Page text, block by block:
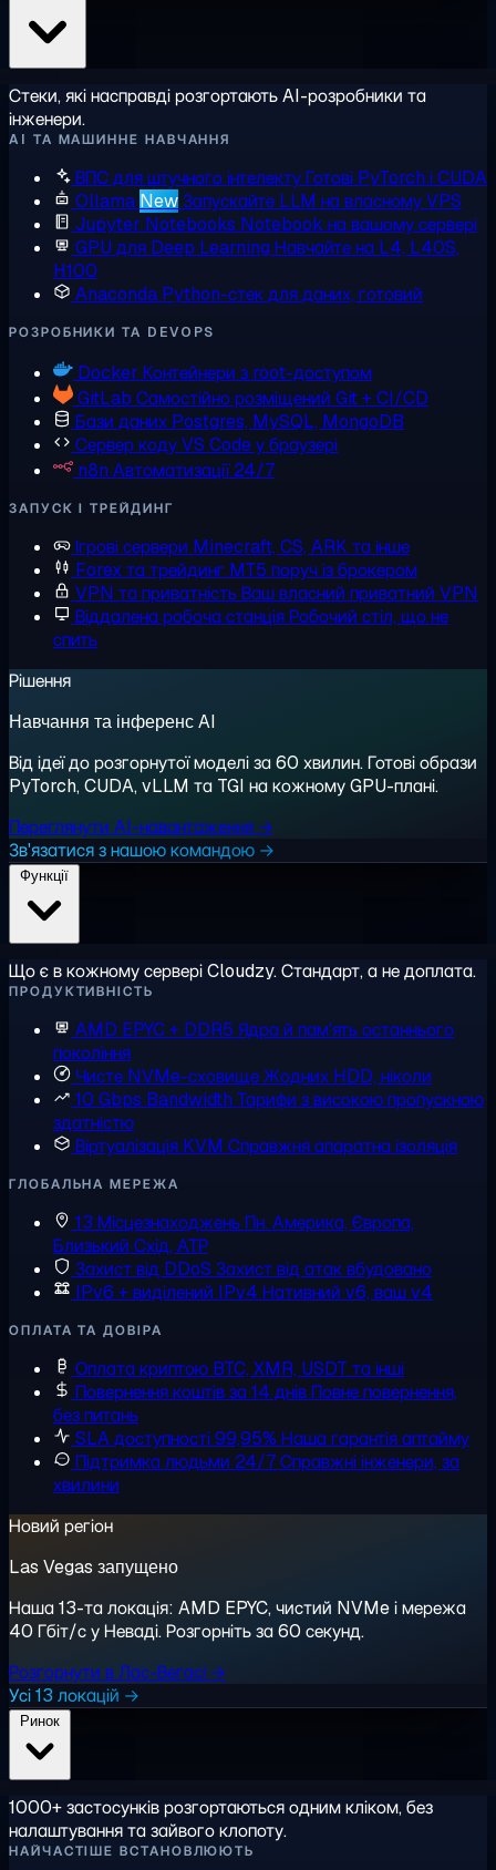
Стеки, які насправді розгортають AI-розробники та
інженери.
AI ТА МАШИННЕ НАВЧАННЯ
ВПС для штучного інтелектуГотові PyTorch і CUDA
Ollama NewЗапускайте LLM на власному VPS
Jupyter Notebooks Notebook на вашому сервері
GPU для Deep Learning Навчайте на L4, L40S,
H100
Anaconda Python-стек для даних, готовий
РОЗРОБНИКИ ТА DEVOPS
Docker Контейнери з root-доступом
GitLab Самостійно розміщений Git + CI/CD
Бази даних Postgres, MySQL, MongoDB
Сервер кодуVS Code у браузері
n8n Автоматизації 24/7
ЗАПУСК І ТРЕЙДИНГ
Ігрові сервери Minecraft, CS, ARK та інше
Forex та трейдинг MT5 поруч із брокером
VPN та приватністьВаш власний приватний VPN
Віддалена робоча станціяРобочий стіл, що не
спить
Рішення
Навчання та інференс AI
Від ідеї до розгорнутої моделі за 60 хвилин. Готові образи
PyTorch, CUDA, vLLM та TGI на кожному GPU-плані.
Переглянути AI-навантаження →
Зв'язатися з нашою командою →
Що є в кожному сервері Cloudzy. Стандарт, а не доплата.
ПРОДУКТИВНІСТЬ
AMD EPYC + DDR5 Ядра й пам'ять останнього
покоління
Чисте NVMe-сховищеЖодних HDD, ніколи
10 Gbps Bandwidth Тарифи з високою пропускною
здатністю
Віртуалізація KVM Справжня апаратна ізоляція
ГЛОБАЛЬНА МЕРЕЖА
13 Місцезнаходжень Пн. Америка, Європа,
Близький Схід, АТР
Захист від DDoS Захист від атак вбудовано
IPv6 + виділений IPv4 Нативний v6, ваш v4
ОПЛАТА ТА ДОВІРА
Оплата криптою BTC, XMR, USDT та інші
Повернення коштів за 14 днів Повне повернення,
без питань
SLA доступності 99,95% Наша гарантія аптайму
Підтримка людьми 24/7Справжні інженери, за
хвилини
Новий регіон
Las Vegas запущено
Наша 13-та локація: AMD EPYC, чистий NVMe і мережа
40 Гбіт/с у Неваді. Розгорніть за 60 секунд.
Розгорнути в Лас-Вегасі →
Усі 13 локацій →
1000+ застосунків розгортаються одним кліком, без
налаштування та зайвого клопоту.
НАЙЧАСТІШЕ ВСТАНОВЛЮЮТЬ